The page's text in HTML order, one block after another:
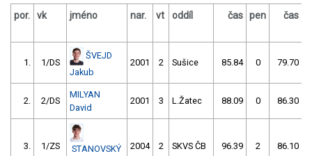
por. vk jméno nar. vt oddíl čas pen čas
1. 1/DS
ŠVEJD
Jakub
2001 2 Sušice 85.84 0 79.70
2. 2/DS
MILYAN
David
2001 3 L.Žatec 88.09 0 86.30
3. 1/ZS
STANOVSKÝ
2004 2 SKVS ČB 96.39 2 86.10